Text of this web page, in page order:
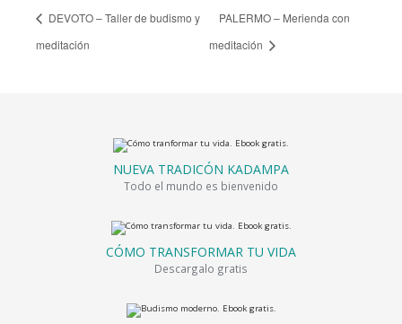
DEVOTO – Taller de budismo y
meditación
PALERMO – Merienda con
meditación
NUEVA TRADICÓN KADAMPA
Todo el mundo es bienvenido
CÓMO TRANSFORMAR TU VIDA
Descargalo gratis